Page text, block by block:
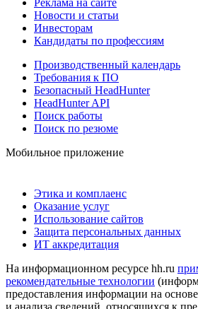
Новости и статьи
Инвесторам
Кандидаты по профессиям
Производственный календарь
Требования к ПО
Безопасный HeadHunter
HeadHunter API
Поиск работы
Поиск по резюме
Мобильное приложение
Этика и комплаенс
Оказание услуг
Использование сайтов
Защита персональных данных
ИТ аккредитация
На информационном ресурсе hh.ru
рекомендательные технологии
предоставления информации на
и анализа сведений, относящихся к